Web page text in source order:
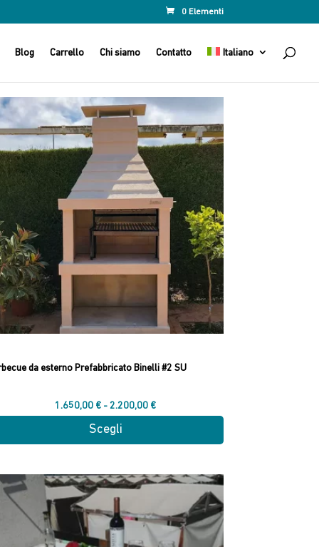
0 Elementi
Blog Carrello Chi siamo Contatto Italiano
da esterno Prefabbricato Binelli #2 SU
1.650,00 € - 2.200,00 €Fascia
prezzo:
1.650,00 €
2.200,00 €
Scegli